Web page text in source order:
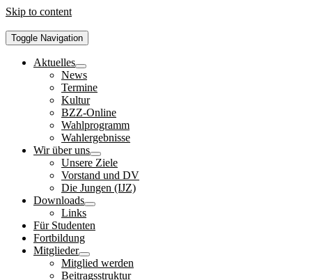
Skip to content
Toggle Navigation
Aktuelles
News
Termine
Kultur
BZZ-Online
Wahlprogramm
Wahlergebnisse
Wir über uns
Unsere Ziele
Vorstand und DV
Die Jungen (IJZ)
Downloads
Links
Für Studenten
Fortbildung
Mitglieder
Mitglied werden
Beitragsstruktur